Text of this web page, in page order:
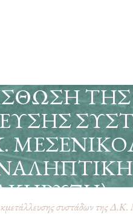
ΤΗΣ
συστάδων της